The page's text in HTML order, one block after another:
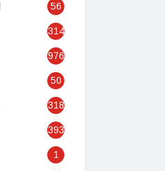
56
314
976
50
318
393
1